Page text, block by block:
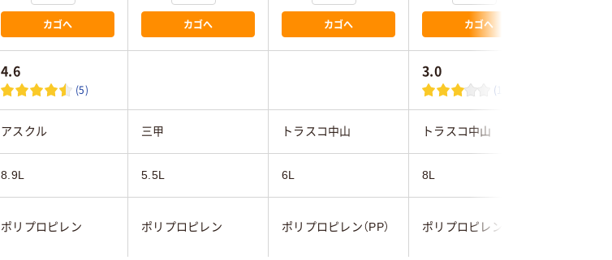
カゴへ カゴへ カゴへ カゴへ
4.6
(5)
3.0
(1)
アスクル 三甲 トラスコ中山 トラスコ中山
8.9L 5.5L 6L 8L
ポリプロピレン ポリプロピレン ポリプロピレン（PP） ポリプロピレン（PP）